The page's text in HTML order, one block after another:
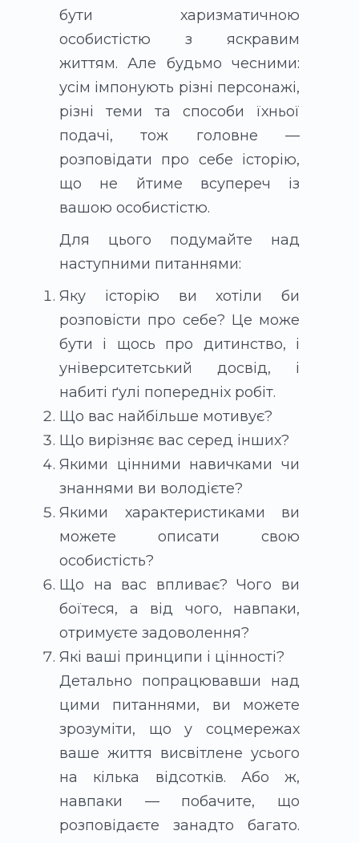
бути харизматичною
особистістю з яскравим
життям. Але будьмо чесними:
усім імпонують різні персонажі,
різні теми та способи їхньої
подачі, тож головне —
розповідати про себе історію,
що не йтиме всупереч із
вашою особистістю.
Для цього подумайте над
наступними питаннями:
Яку історію ви хотіли би
розповісти про себе? Це може
бути і щось про дитинство, і
університетський досвід, і
набиті ґулі попередніх робіт.
Що вас найбільше мотивує?
Що вирізняє вас серед інших?
Якими цінними навичками чи
знаннями ви володієте?
Якими характеристиками ви
можете описати свою
особистість?
Що на вас впливає? Чого ви
боїтеся, а від чого, навпаки,
отримуєте задоволення?
Які ваші принципи і цінності?
Детально попрацювавши над
цими питаннями, ви можете
зрозуміти, що у соцмережах
ваше життя висвітлене усього
на кілька відсотків. Або ж,
навпаки — побачите, що
розповідаєте занадто багато.